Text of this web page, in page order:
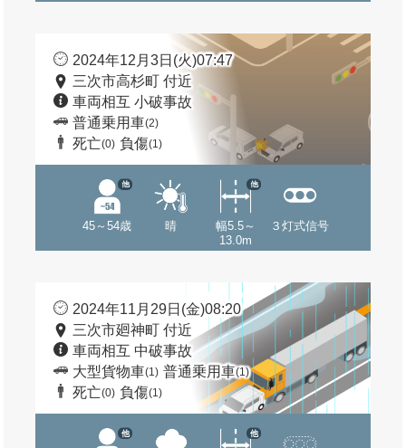
2024年12月3日(火)07:47
三次市高杉町 付近
車両相互 小破事故
普通乗用車(2)
死亡(0) 負傷(1)
45～54歳
他
晴
幅5.5～
13.0m
他
３灯式信号
2024年11月29日(金)08:20
三次市廻神町 付近
車両相互 中破事故
大型貨物車(1) 普通乗用車(1)
死亡(0) 負傷(1)
他 他